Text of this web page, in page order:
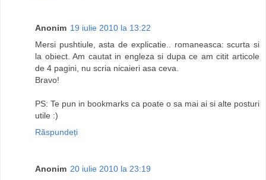
Anonim 19 iulie 2010 la 13:22
Mersi pushtiule, asta de explicatie.. romaneasca: scurta si
la obiect. Am cautat in engleza si dupa ce am citit articole
de 4 pagini, nu scria nicaieri asa ceva.
Bravo!
PS: Te pun in bookmarks ca poate o sa mai ai si alte posturi
utile :)
Răspundeți
Anonim 20 iulie 2010 la 23:19